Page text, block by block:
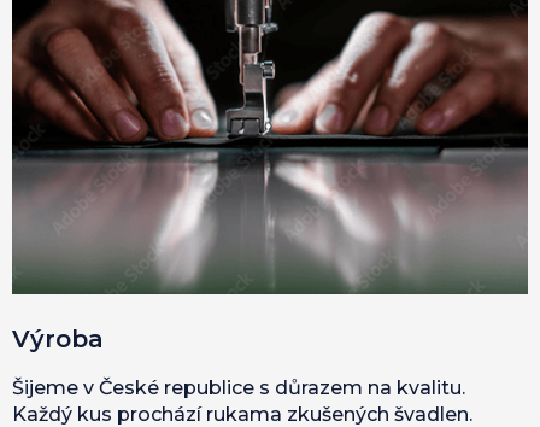
Výroba
Šijeme v České republice s důrazem na kvalitu.
Každý kus prochází rukama zkušených švadlen.